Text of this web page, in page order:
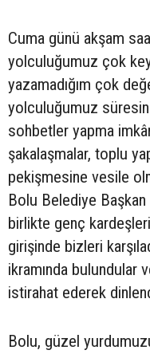
Cuma günü akşam
yolculuğumuz çok
yazamadığım çok
yolculuğumuz
sohbetler yapma
şakalaşmalar, toplu
pekişmesine vesile
Bolu Belediye Başkan
birlikte genç
girişinde bizleri
ikramında bulundular
istirahat ederek
Bolu, güzel